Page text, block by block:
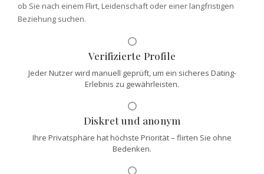
ob Sie nach einem Flirt, Leidenschaft oder einer langfristigen
Beziehung suchen.
Verifizierte Profile
Jeder Nutzer wird manuell geprüft, um ein sicheres Dating-
Erlebnis zu gewährleisten.
Diskret und anonym
Ihre Privatsphäre hat höchste Priorität – flirten Sie ohne
Bedenken.